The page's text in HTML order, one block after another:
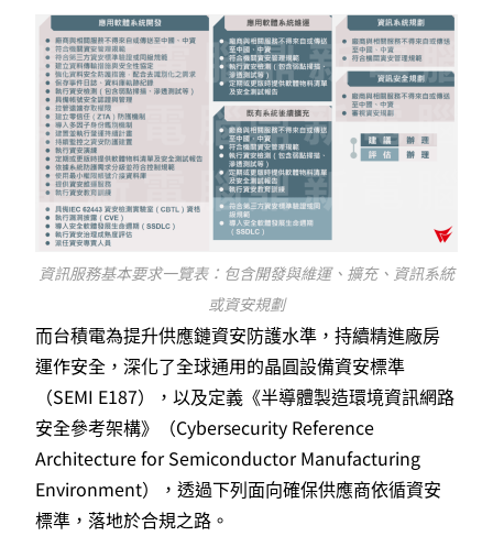
資訊服務基本要求一覽表：包含開發與維運、擴充、資訊系統
或資安規劃
而台積電為提升供應鏈資安防護水準，持續精進廠房
運作安全，深化了全球通用的晶圓設備資安標準
（SEMI E187），以及定義《半導體製造環境資訊網路
安全參考架構》（Cybersecurity Reference
Architecture for Semiconductor Manufacturing
Environment），透過下列面向確保供應商依循資安
標準，落地於合規之路。